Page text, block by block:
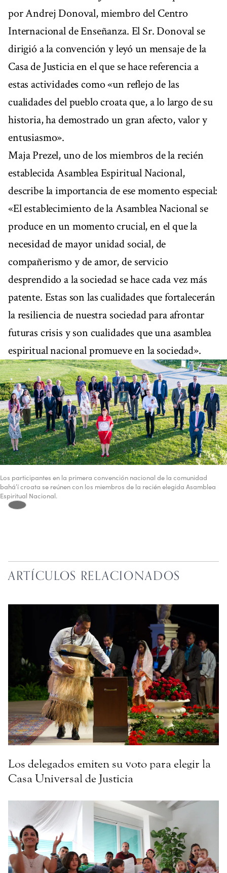
por Andrej Donoval, miembro del Centro
Internacional de Enseñanza. El Sr. Donoval se
dirigió a la convención y leyó un mensaje de la
Casa de Justicia en el que se hace referencia a
estas actividades como «un reflejo de las
cualidades del pueblo croata que, a lo largo de su
historia, ha demostrado un gran afecto, valor y
entusiasmo».
Maja Prezel, uno de los miembros de la recién
establecida Asamblea Espiritual Nacional,
describe la importancia de ese momento especial:
«El establecimiento de la Asamblea Nacional se
produce en un momento crucial, en el que la
necesidad de mayor unidad social, de
compañerismo y de amor, de servicio
desprendido a la sociedad se hace cada vez más
patente. Estas son las cualidades que fortalecerán
la resiliencia de nuestra sociedad para afrontar
futuras crisis y son cualidades que una asamblea
espiritual nacional promueve en la sociedad».
Los participantes en la primera convención nacional de la comunidad
bahá’í croata se reúnen con los miembros de la recién elegida Asamblea
Espiritual Nacional.
ARTÍCULOS RELACIONADOS
Los delegados emiten su voto para elegir la
Casa Universal de Justicia